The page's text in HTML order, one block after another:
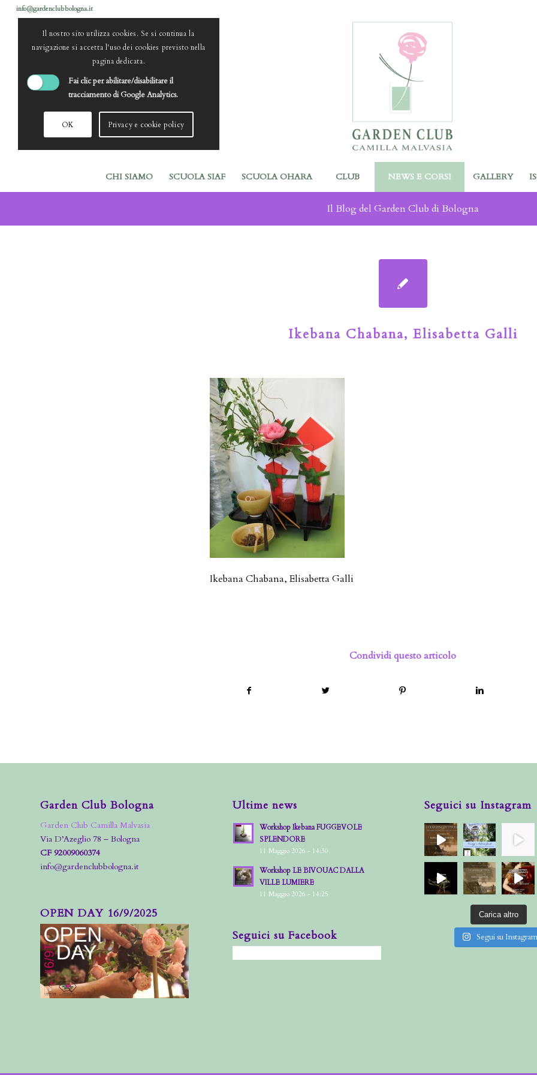
info@gardenclubbologna.it
CHI SIAMO SCUOLA SIAF SCUOLA OHARA CLUB NEWS E CORSI GALLERY
Il Blog del Garden Club di Bologna
Ikebana Chabana, Elisabetta Galli
Ikebana Chabana, Elisabetta Galli
Condividi questo articolo
Garden Club Bologna
Garden Club Camilla Malvasia
Via D’Azeglio 78 – Bologna
CF 92009060374
info@gardenclubbologna.it
OPEN DAY 16/9/2025
Ultime news
Workshop Ikebana FUGGEVOLE
SPLENDORE
11 Maggio 2026 - 14:30
Workshop LE BIVOUAC DALLA
VILLE LUMIERE
11 Maggio 2026 - 14:25
Seguici su Facebook
Seguici su Instagram
Carica altro
Segui su Instagram
Il nostro sito utilizza cookies. Se si continua la
navigazione si accetta l'uso dei cookies previsto nella
pagina dedicata.
Fai clic per abilitare/disabilitare il
tracciamento di Google Analytics.
OK Privacy e cookie policy